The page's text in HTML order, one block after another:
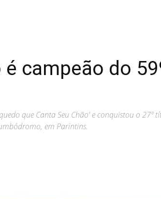
campeão do
que Canta Seu Chão' e conquistou o
em Parintins.